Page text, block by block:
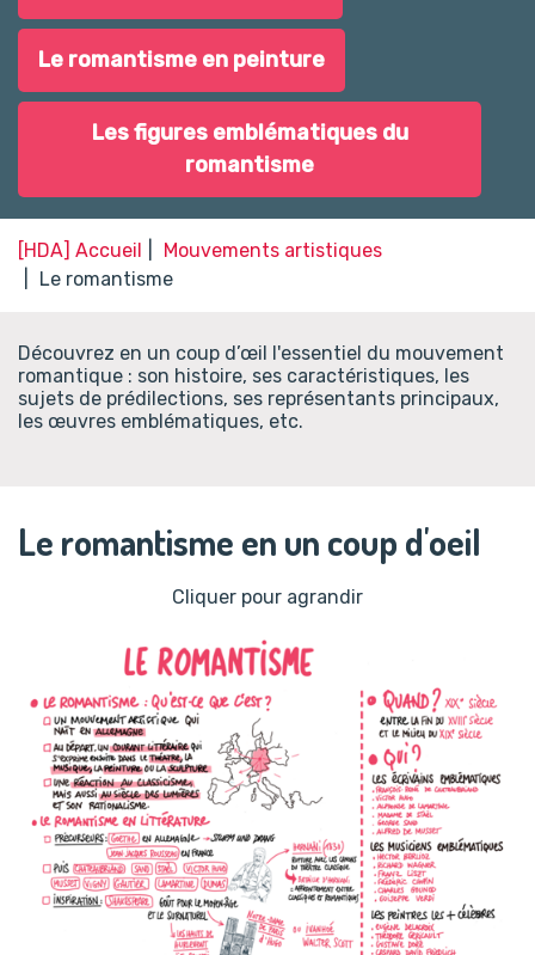
Le romantisme en peinture
Les figures emblématiques du
romantisme
[HDA] Accueil
Mouvements artistiques
Le romantisme
Découvrez en un coup d’œil l'essentiel du mouvement
romantique : son histoire, ses caractéristiques, les
sujets de prédilections, ses représentants principaux,
les œuvres emblématiques, etc.
Le romantisme en un coup d'oeil
Cliquer pour agrandir